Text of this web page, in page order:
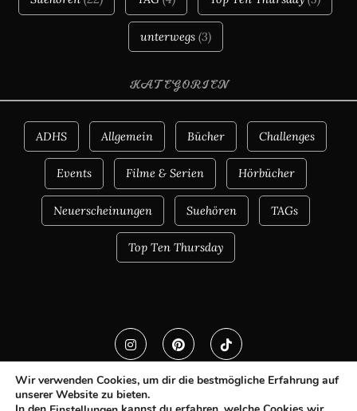
unterwegs(3)
KATEGORIEN
ADHS Allgemein Bücher Challenges
Events Filme & Serien Hörbücher
Neuerscheinungen Suehören TAGs
Top Ten Thursday
Wir verwenden Cookies, um dir die bestmögliche Erfahrung auf
unserer Website zu bieten.